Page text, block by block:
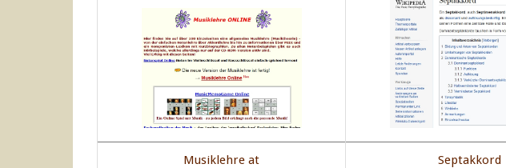
Musiklehre at Septakkord